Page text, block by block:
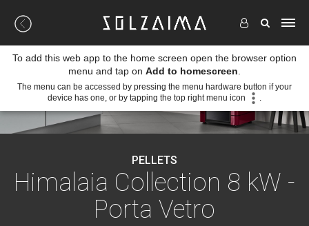
PELLETS
Himalaia Collection 8 kW -
Porta Vetro
To add this web app to the home screen open the browser option
menu and tap on Add to homescreen
The menu can be accessed by pressing the menu hardware button if your
device has one, or by tapping the top right menu icon
.